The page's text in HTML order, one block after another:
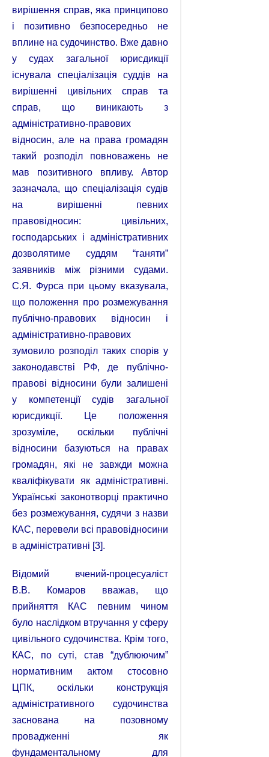
вирішення справ, яка принципово
і позитивно безпосередньо не
вплине на судочинство. Вже давно
у судах загальної юрисдикції
існувала спеціалізація суддів на
вирішенні цивільних справ та
справ, що виникають з
адміністративно-правових
відносин, але на права громадян
такий розподіл повноважень не
мав позитивного впливу. Автор
зазначала, що спеціалізація судів
на вирішенні певних
правовідносин: цивільних,
господарських і адміністративних
дозволятиме суддям “ганяти”
заявників між різними судами.
С.Я. Фурса при цьому вказувала,
що положення про розмежування
публічно-правових відносин і
адміністративно-правових
зумовило розподіл таких спорів у
законодавстві РФ, де публічно-
правові відносини були залишені
у компетенції судів загальної
юрисдикції. Це положення
зрозуміле, оскільки публічні
відносини базуються на правах
громадян, які не завжди можна
кваліфікувати як адміністративні.
Українські законотворці практично
без розмежування, судячи з назви
КАС, перевели всі правовідносини
в адміністративні [3].
Відомий вчений-процесуаліст
В.В. Комаров вважав, що
прийняття КАС певним чином
було наслідком втручання у сферу
цивільного судочинства. Крім того,
КАС, по суті, став “дублюючим”
нормативним актом стосовно
ЦПК, оскільки конструкція
адміністративного судочинства
заснована на позовному
провадженні як
фундаментальному для